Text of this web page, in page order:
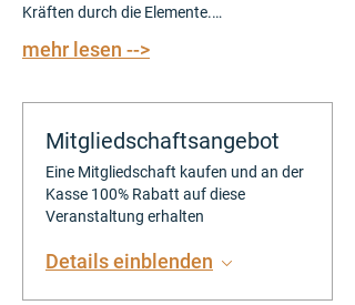
Kräften durch die Elemente.…
mehr lesen -->
Mitgliedschaftsangebot
Eine Mitgliedschaft kaufen und an der
Kasse 100% Rabatt auf diese
Veranstaltung erhalten
Details einblenden